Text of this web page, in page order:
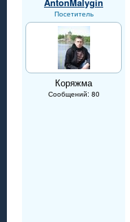
Посетитель
Коряжма
Сообщений: 80